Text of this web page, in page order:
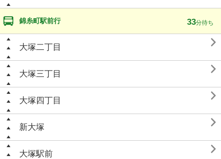
錦糸町駅前行 33分待ち
大塚二丁目 
大塚三丁目 
大塚四丁目 
新大塚 
大塚駅前 